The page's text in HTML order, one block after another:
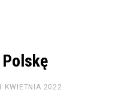
Polskę
KWIETNIA 2022